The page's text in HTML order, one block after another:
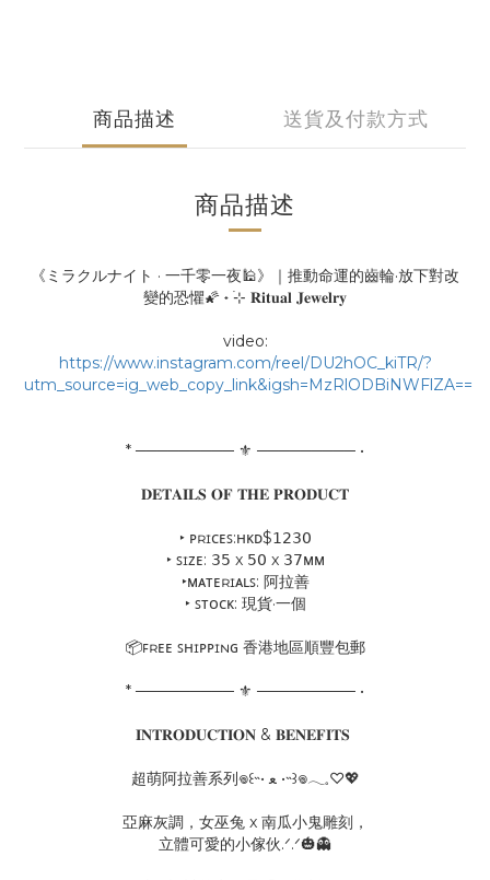
商品描述 送貨及付款方式
商品描述
《ミラクルナイト · 一千零一夜🕌》｜推動命運的齒輪·放下對改
變的恐懼🌠 ˖ ࣪⊹ 𝐑𝐢𝐭𝐮𝐚𝐥 𝐉𝐞𝐰𝐞𝐥𝐫𝐲
video:
https://www.instagram.com/reel/DU2hOC_kiTR/?
utm_source=ig_web_copy_link&igsh=MzRlODBiNWFlZA==
* ───────── ⚜ ───────── •
𝐃𝐄𝐓𝐀𝐈𝐋𝐒 𝐎𝐅 𝐓𝐇𝐄 𝐏𝐑𝐎𝐃𝐔𝐂𝐓
‣ ᴘʀɪᴄᴇꜱ:ʜᴋᴅ$𝟣𝟤𝟥𝟢
‣ ꜱɪᴢᴇ: 𝟥𝟧 x 𝟧𝟢 x 𝟥𝟩ᴍᴍ
‣ᴍᴀᴛᴇʀɪᴀʟꜱ: 阿拉善
‣ ꜱᴛᴏᴄᴋ: 現貨·一個
📦ꜰʀᴇᴇ ꜱʜɪᴘᴘɪɴɢ 香港地區順豐包郵
* ───────── ⚜ ───────── •
𝐈𝐍𝐓𝐑𝐎𝐃𝐔𝐂𝐓𝐈𝐎𝐍 & 𝐁𝐄𝐍𝐄𝐅𝐈𝐓𝐒
超萌阿拉善系列𖦹‎꒰˵• ﻌ •˵꒱‎𖦹‎𓂃𓈒♡💖
亞麻灰調，女巫兔 x 南瓜小鬼雕刻，
立體可愛的小傢伙.ᐟ.ᐟ🎃👻